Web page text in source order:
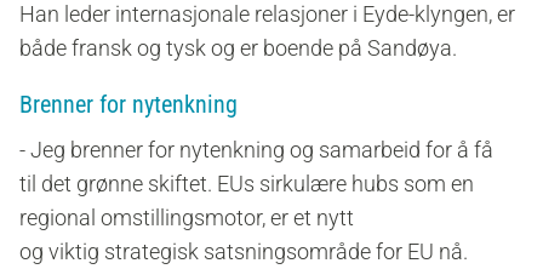
Han leder internasjonale relasjoner i Eyde-klyngen, er
både fransk og tysk og er boende på Sandøya.
Brenner for nytenkning
- Jeg brenner for nytenkning og samarbeid for å få
til det grønne skiftet. EUs sirkulære hubs som en
regional omstillingsmotor,er et nytt
og viktig strategisk satsningsområde for EU nå.